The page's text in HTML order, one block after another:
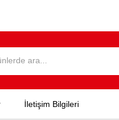
İletişim Bilgileri